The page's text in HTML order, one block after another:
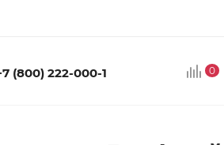
(800) 222-000-1 0